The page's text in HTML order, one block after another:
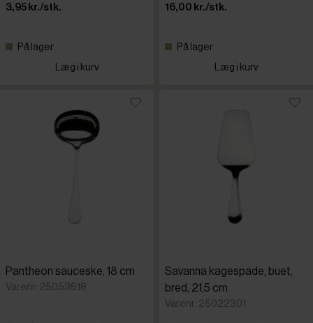
3,95 kr./stk.
På lager
Læg i kurv
16,00 kr./stk.
På lager
Læg i kurv
Pantheon sauceske, 18 cm
Varenr: 25053618
Savanna kagespade, buet,
bred, 21,5 cm
Varenr: 25022301